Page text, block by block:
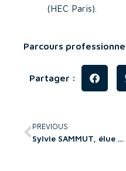
(HEC Paris).
Parcours
Partager :
PREVIOUS
Sylvie SAMMUT, élue directrice de Montpellier Management, Institut de l’Université de Montpellier